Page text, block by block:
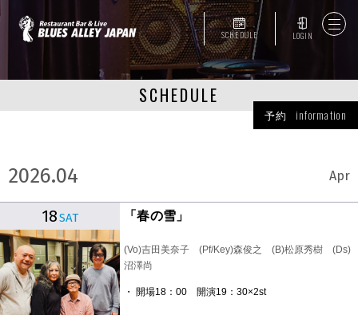
SCHEDULE LOGIN
SCHEDULE
予約 information
2026.04 Apr
18SAT 「春の雪」
(Vo)吉田美奈子 (Pf/Key)森俊之 (B)松原秀樹 (Ds)
沼澤尚
・ 開場18：00 開演19：30×2st